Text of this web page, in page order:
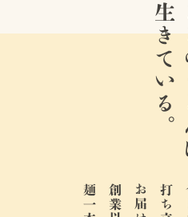
こ
生きている。